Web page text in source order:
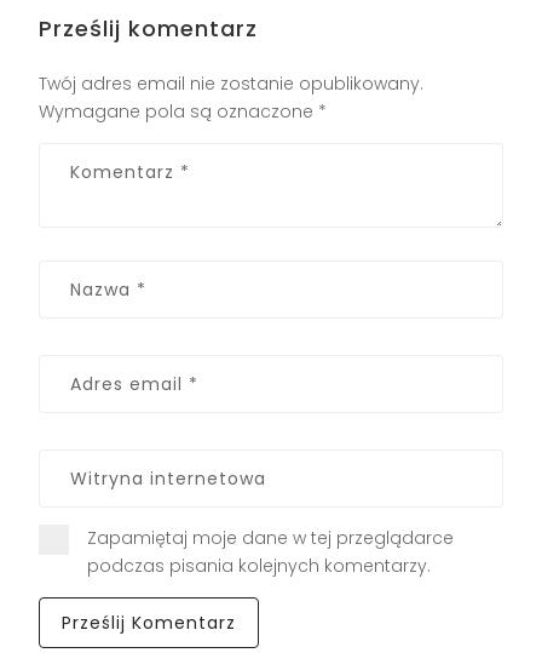
Prześlij komentarz
Twój adres email nie zostanie opublikowany.
Wymagane pola są oznaczone *
Zapamiętaj moje dane w tej przeglądarce
podczas pisania kolejnych komentarzy.